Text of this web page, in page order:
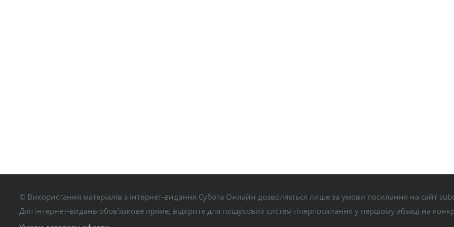
© Використання матеріалів з інтернет-видання Субота Онлайн дозволяється лише за умови посилання на сайт
Для інтернет-видань обов’язкове пряме, відкрите для пошукових систем гіперпосилання у першому абзаці на